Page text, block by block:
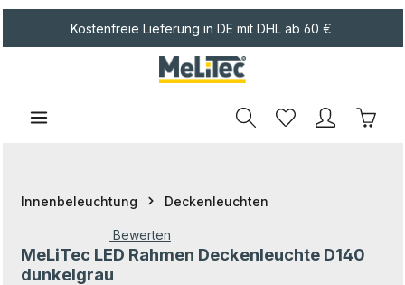
Kostenfreie Lieferung in DE mit DHL ab 60 €
Innenbeleuchtung Deckenleuchten
Durchschnittliche Bewertung von 0 von 5 Sternen
Bewerten
MeLiTec LED Rahmen Deckenleuchte D140
dunkelgrau